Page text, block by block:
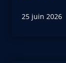
25 juin 2026